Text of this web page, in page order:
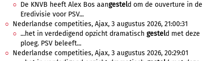
De KNVB heeft Alex Bos aangesteld om de ouverture in de
Eredivisie voor PSV...
Nederlandse competities, Ajax, 3 augustus 2026, 21:00:31
...het in verdedigend opzicht dramatisch gesteld met deze
ploeg. PSV beleeft...
Nederlandse competities, Ajax, 3 augustus 2026, 20:29:01